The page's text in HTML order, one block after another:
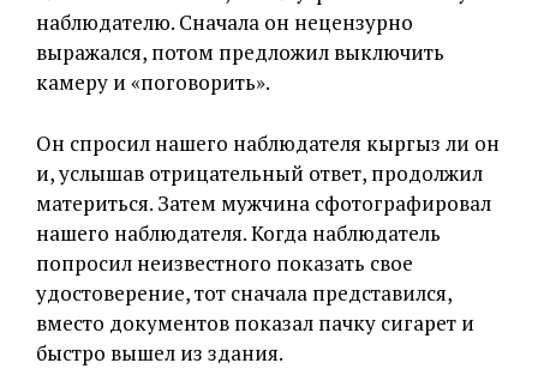
наблюдателю. Сначала он нецензурно
выражался, потом предложил выключить
камеру и «поговорить».
Он спросил нашего наблюдателя кыргыз ли он
и, услышав отрицательный ответ, продолжил
материться. Затем мужчина сфотографировал
нашего наблюдателя. Когда наблюдатель
попросил неизвестного показать свое
удостоверение, тот сначала представился,
вместо документов показал пачку сигарет и
быстро вышел из здания.